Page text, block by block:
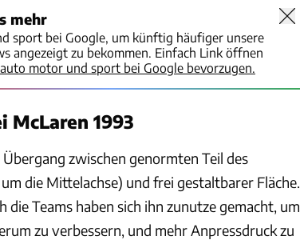
mehr
sport bei Google, um künftig häufiger unsere
angezeigt zu bekommen. Einfach Link öffnen
auto motor und sport bei Google bevorzugen.
McLaren 1993
zwischen genormten Teil des
die Mittelachse) und frei gestaltbarer Fläche.
die Teams haben sich ihn zunutze gemacht, um
zu verbessern, und mehr Anpressdruck zu